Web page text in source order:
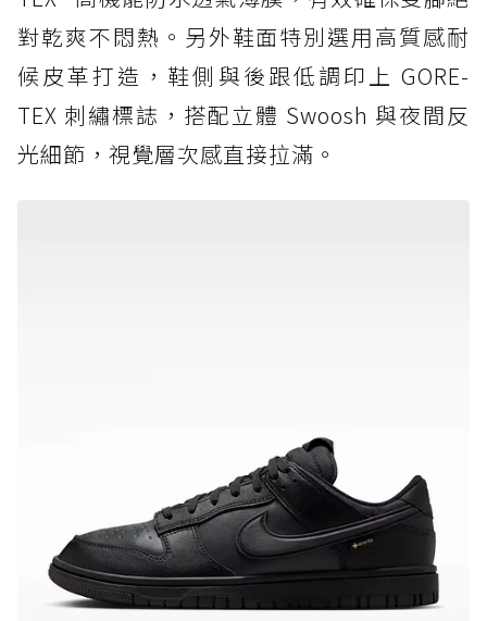
對乾爽不悶熱。另外鞋面特別選用高質感耐
候皮革打造，鞋側與後跟低調印上 GORE-
TEX 刺繡標誌，搭配立體 Swoosh 與夜間反
光細節，視覺層次感直接拉滿。